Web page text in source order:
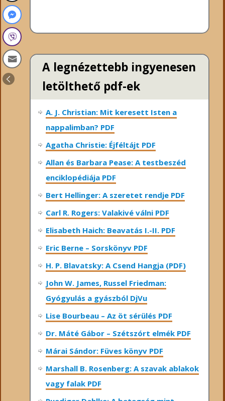
A legnézettebb ingyenesen
letölthető pdf-ek
A. J. Christian: Mit keresett Isten a
nappalimban? PDF
Agatha Christie: Éjféltájt PDF
Allan és Barbara Pease: A testbeszéd
enciklopédiája PDF
Bert Hellinger: A ​szeretet rendje PDF
Carl R. Rogers: Valakivé válni PDF
Elisabeth Haich: Beavatás I.-II. PDF
Eric Berne – Sorskönyv PDF
H. P. Blavatsky: A Csend Hangja (PDF)
John W. James, Russel Friedman:
Gyógyulás a gyászból DjVu
Lise Bourbeau – Az öt sérülés PDF
Dr. Máté Gábor – Szétszórt elmék PDF
Márai Sándor: Füves könyv PDF
Marshall B. Rosenberg: A szavak ablakok
vagy falak PDF